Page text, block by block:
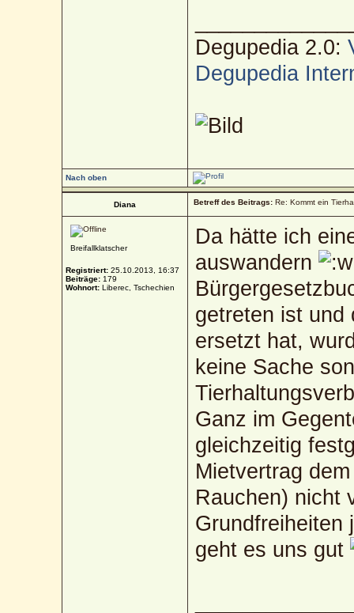
Degupedia 2.0:
Degupedia
Nach oben
Diana Betreff des Beitrags: Re: Kommt ein
Breifallklatscher
Registriert: 25.10.2013, 16:37
Beiträge: 179
Wohnort: Liberec, Tschechien
Da hätte ich
auswandern
getreten ist und
ersetzt hat,
keine Sache
Ganz im
gleichzeitig
Mietvertrag
Rauchen) nicht
Grundfreiheiten
geht es uns gut